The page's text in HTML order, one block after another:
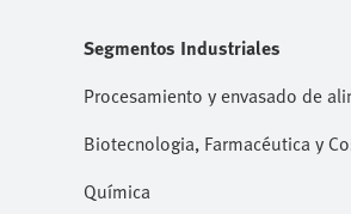
Segmentos Industriales
Procesamiento y envasado de
Biotecnologia, Farmacéutica y
Química